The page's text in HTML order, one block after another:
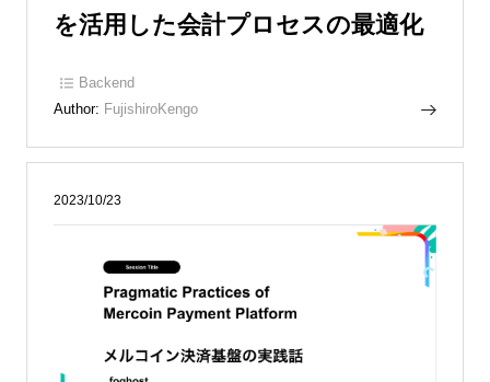
を活用した会計プロセスの最適化
Backend
Author: FujishiroKengo
2023/10/23